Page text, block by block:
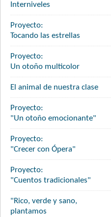
Interniveles
Proyecto:
Tocando las estrellas
Proyecto:
Un otoño multicolor
El animal de nuestra clase
Proyecto:
"Un otoño emocionante"
Proyecto:
"Crecer con Ópera"
Proyecto:
"Cuentos tradicionales"
"Rico, verde y sano,
plantamos